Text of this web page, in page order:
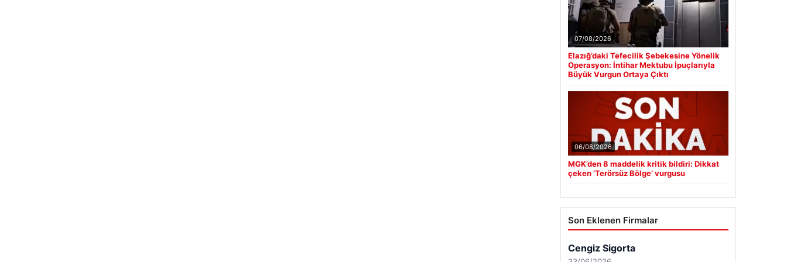
07/08/2026
Elazığ’daki Tefecilik Şebekesine Yönelik
Operasyon: İntihar Mektubu İpuçlarıyla
Büyük Vurgun Ortaya Çıktı
06/08/2026
MGK’den 8 maddelik kritik bildiri: Dikkat
çeken ‘Terörsüz Bölge’ vurgusu
Son Eklenen Firmalar
Cengiz Sigorta